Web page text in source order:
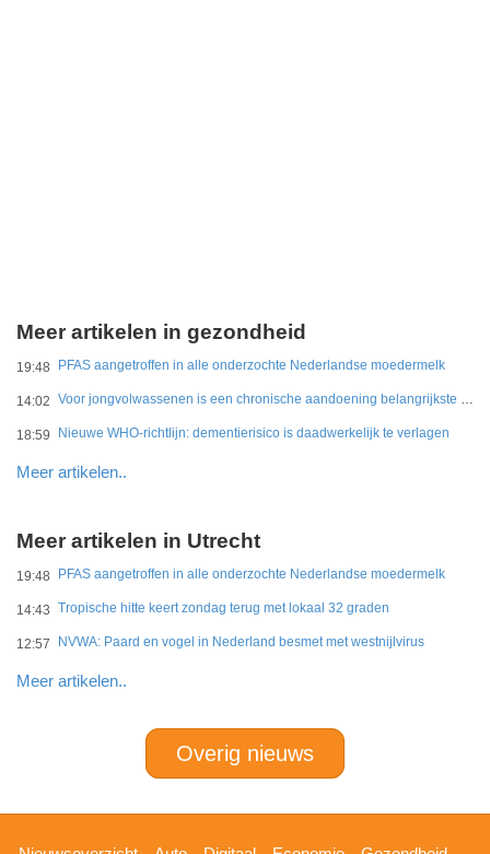
Meer artikelen in gezondheid
19:48 PFAS aangetroffen in alle onderzochte Nederlandse moedermelk
14:02 Voor jongvolwassenen is een chronische aandoening belangrijkste belemmering
18:59 Nieuwe WHO-richtlijn: dementierisico is daadwerkelijk te verlagen
Meer artikelen..
Meer artikelen in Utrecht
19:48 PFAS aangetroffen in alle onderzochte Nederlandse moedermelk
14:43 Tropische hitte keert zondag terug met lokaal 32 graden
12:57 NVWA: Paard en vogel in Nederland besmet met westnijlvirus
Meer artikelen..
Overig nieuws